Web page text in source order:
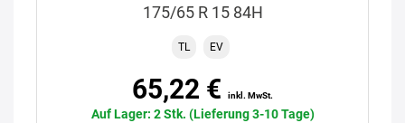
175/65 R 15 84H
TL EV
65,22 € inkl. MwSt.
Auf Lager: 2 Stk. (Lieferung 3-10 Tage)